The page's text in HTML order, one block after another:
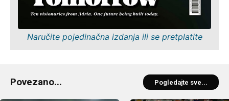
Naručite pojedinačna izdanja ili se pretplatite
Povezano... Pogledajte sve...